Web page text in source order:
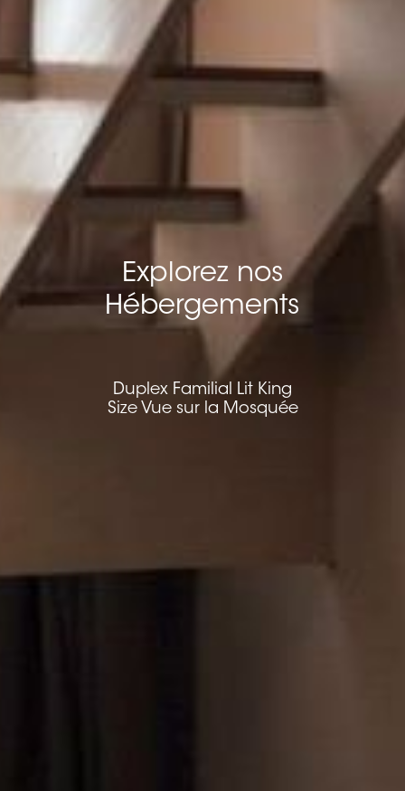
Duplex Familial Lit King
Size Vue sur la Mosquée
Explorez nos
Hébergements